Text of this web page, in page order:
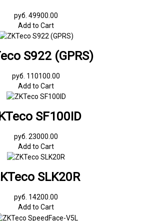
руб. 49900.00
Add to Cart
S922 (GPRS)
руб. 110100.00
Add to Cart
SF100ID
руб. 23000.00
Add to Cart
SLK20R
руб. 14200.00
Add to Cart